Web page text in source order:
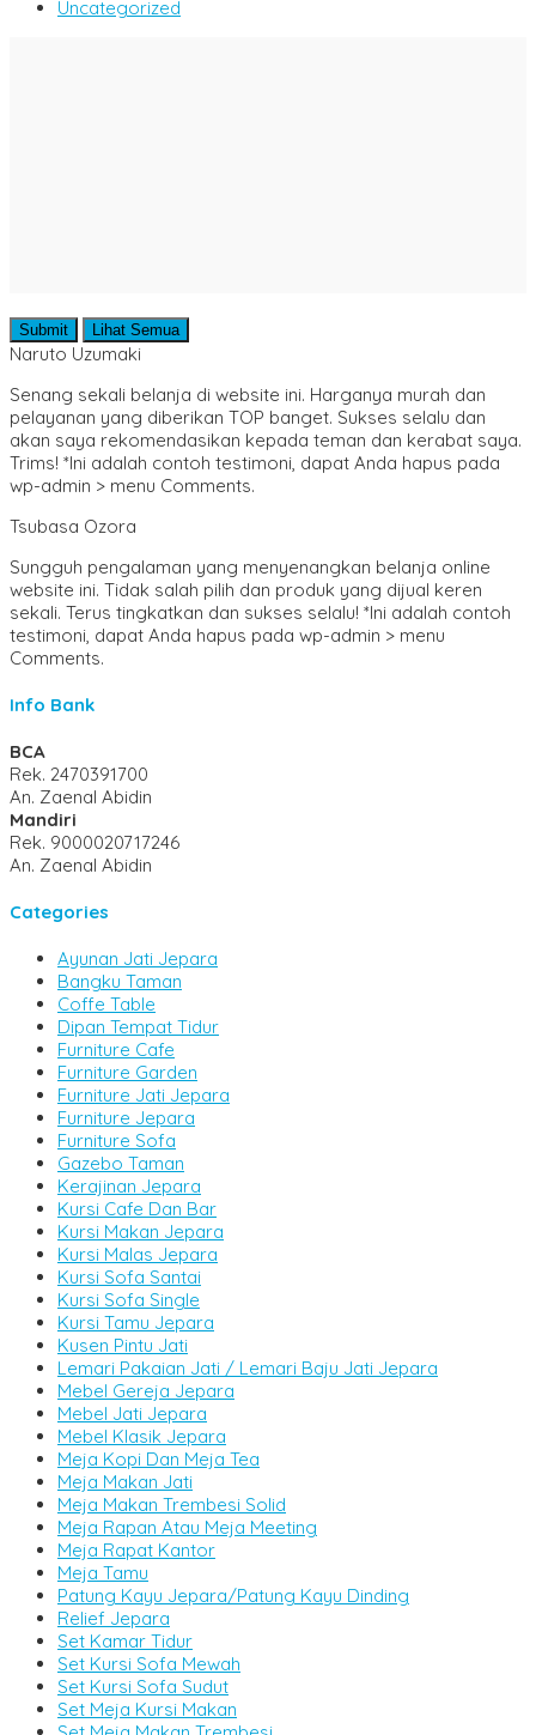
Uncategorized
Submit Lihat Semua
Naruto Uzumaki
Senang sekali belanja di website ini. Harganya murah dan
pelayanan yang diberikan TOP banget. Sukses selalu dan
akan saya rekomendasikan kepada teman dan kerabat saya.
Trims! *Ini adalah contoh testimoni, dapat Anda hapus pada
wp-admin > menu Comments.
Tsubasa Ozora
Sungguh pengalaman yang menyenangkan belanja online
website ini. Tidak salah pilih dan produk yang dijual keren
sekali. Terus tingkatkan dan sukses selalu! *Ini adalah contoh
testimoni, dapat Anda hapus pada wp-admin > menu
Comments.
Info Bank
BCA
Rek. 2470391700
An. Zaenal Abidin
Mandiri
Rek. 9000020717246
An. Zaenal Abidin
Categories
Ayunan Jati Jepara
Bangku Taman
Coffe Table
Dipan Tempat Tidur
Furniture Cafe
Furniture Garden
Furniture Jati Jepara
Furniture Jepara
Furniture Sofa
Gazebo Taman
Kerajinan Jepara
Kursi Cafe Dan Bar
Kursi Makan Jepara
Kursi Malas Jepara
Kursi Sofa Santai
Kursi Sofa Single
Kursi Tamu Jepara
Kusen Pintu Jati
Lemari Pakaian Jati / Lemari Baju Jati Jepara
Mebel Gereja Jepara
Mebel Jati Jepara
Mebel Klasik Jepara
Meja Kopi Dan Meja Tea
Meja Makan Jati
Meja Makan Trembesi Solid
Meja Rapan Atau Meja Meeting
Meja Rapat Kantor
Meja Tamu
Patung Kayu Jepara/Patung Kayu Dinding
Relief Jepara
Set Kamar Tidur
Set Kursi Sofa Mewah
Set Kursi Sofa Sudut
Set Meja Kursi Makan